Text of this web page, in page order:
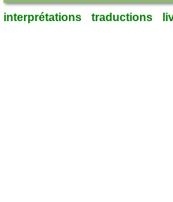
interprétations traductions